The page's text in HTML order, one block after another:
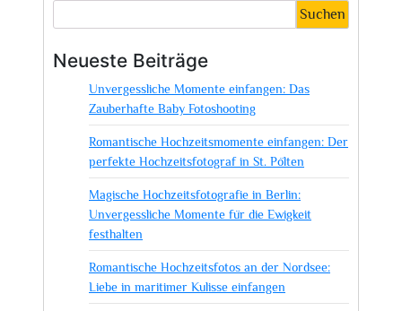
Suchen
Neueste Beiträge
Unvergessliche Momente einfangen: Das
Zauberhafte Baby Fotoshooting
Romantische Hochzeitsmomente einfangen: Der
perfekte Hochzeitsfotograf in St. Pölten
Magische Hochzeitsfotografie in Berlin:
Unvergessliche Momente für die Ewigkeit
festhalten
Romantische Hochzeitsfotos an der Nordsee:
Liebe in maritimer Kulisse einfangen